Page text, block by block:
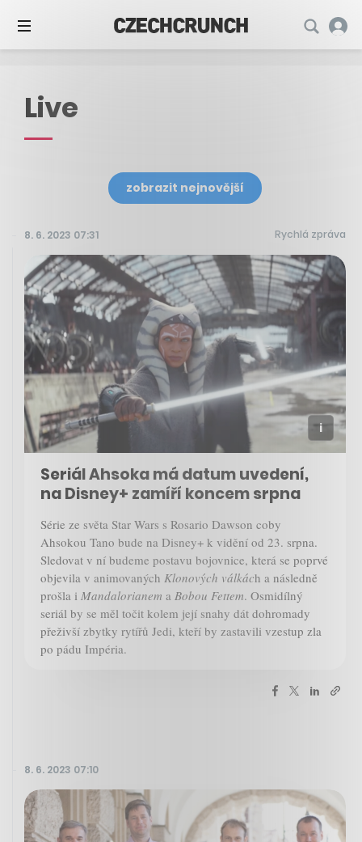
Live
zobrazit nejnovější
8. 6. 2023 07:31 Rychlá zpráva
Seriál Ahsoka má datum uvedení,
na Disney+ zamíří koncem srpna
Série ze světa Star Wars s Rosario Dawson coby
Ahsokou Tano bude na Disney+ k vidění od 23. srpna.
Sledovat v ní budeme postavu bojovnice, která se poprvé
objevila v animovaných Klonových válkách a následně
prošla i Mandalorianem a Bobou Fettem. Osmidílný
seriál by se měl točit kolem její snahy dát dohromady
přeživší zbytky rytířů Jedi, kteří by zastavili vzestup zla
po pádu Impéria.
8. 6. 2023 07:10